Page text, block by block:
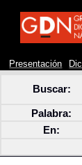
Presentación
Buscar:
Palabra:
En: